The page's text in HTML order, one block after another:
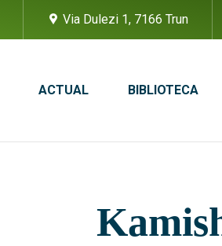
Via Dulezi 1, 7166 Trun
ACTUAL BIBLIOTECA